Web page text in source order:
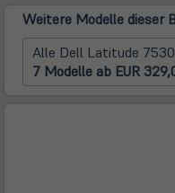
Weitere Modelle dieser
Alle Dell Latitude
7 Modelle ab EUR